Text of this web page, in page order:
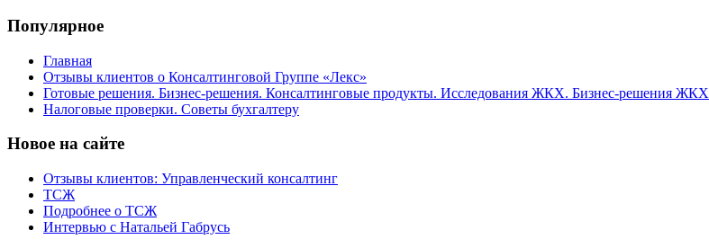
Популярное
Главная
Отзывы клиентов о Консалтинговой Группе «Лекс»
Готовые решения. Бизнес-решения. Консалтинговые продукты. Исследования ЖКХ. Бизнес-решения ЖКХ
Налоговые проверки. Советы бухгалтеру
Новое на сайте
Отзывы клиентов: Управленческий консалтинг
ТСЖ
Подробнее о ТСЖ
Интервью с Натальей Габрусь